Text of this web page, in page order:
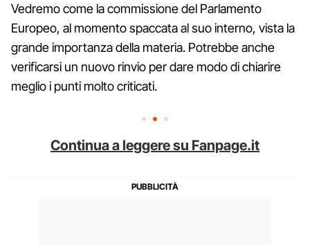
Vedremo come la commissione del Parlamento
Europeo, al momento spaccata al suo interno, vista la
grande importanza della materia. Potrebbe anche
verificarsi un nuovo rinvio per dare modo di chiarire
meglio i punti molto criticati.
Continua a leggere su Fanpage.it